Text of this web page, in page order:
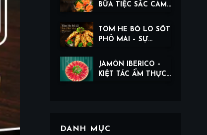
BỮA TIỆC SẮC CAM,
TỪNG THỚ THỊT
TÔM HE BỎ LÒ SỐT
PHÔ MAI – SỰ
THỊ GIÁC
JAMÓN IBERICO –
KIỆT TÁC ẨM THỰC
DANH MỤC